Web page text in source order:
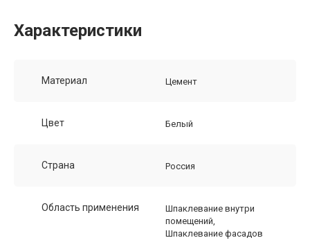
Характеристики
Материал Цемент
Цвет Белый
Страна Россия
Область применения
Шпаклевание внутри
помещений,
Шпаклевание фасадов